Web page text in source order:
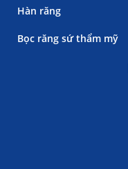
Hàn răng
Bọc răng sứ thẩm mỹ